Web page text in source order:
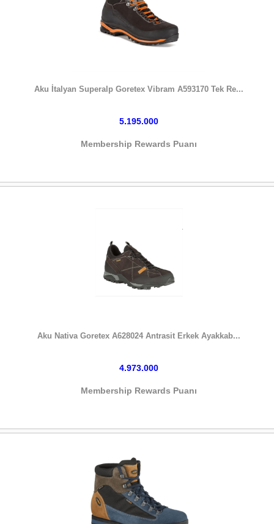
Aku İtalyan Superalp Goretex Vibram A593170 Tek Re...
5.195.000
Membership Rewards Puanı
Aku Nativa Goretex A628024 Antrasit Erkek Ayakkab...
4.973.000
Membership Rewards Puanı